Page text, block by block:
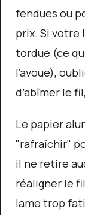
fendues ou
prix. Si votre
tordue (ce
l’avoue),
d’abîmer le
Le papier
"rafraîchir"
il ne retire
réaligner le
lame trop